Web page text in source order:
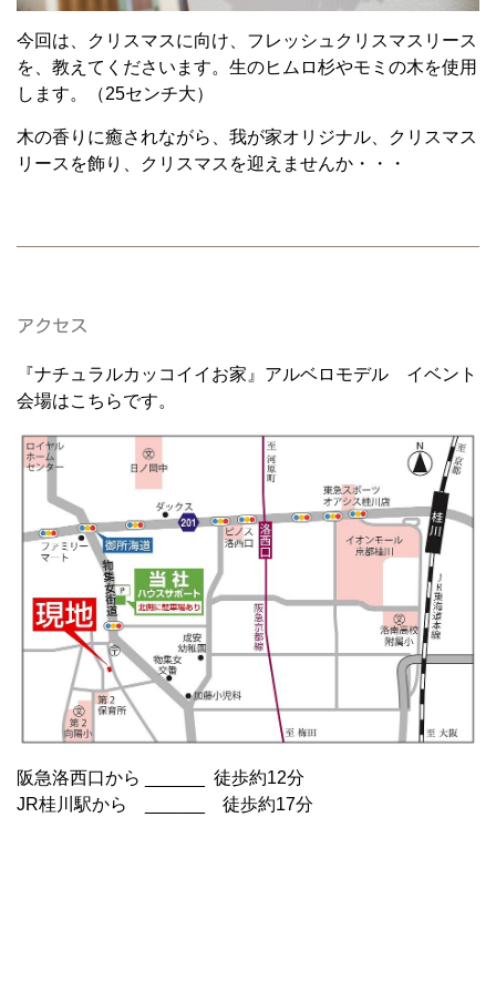
今回は、クリスマスに向け、フレッシュクリスマスリース
を、教えてくださいます。生のヒムロ杉やモミの木を使用
します。（25センチ大）
木の香りに癒されながら、我が家オリジナル、クリスマス
リースを飾り、クリスマスを迎えませんか・・・
アクセス
『ナチュラルカッコイイお家』アルベロモデル イベント
会場はこちらです。
阪急洛西口から ______ 徒歩約12分
JR桂川駅から ______ 徒歩約17分